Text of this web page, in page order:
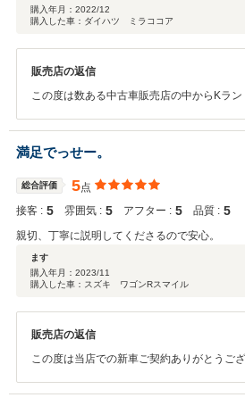
購入年月： 2022/12
購入した車：ダイハツ ミラココア
販売店の返信
この度は数ある中古車販売店の中からKラ
かったです(*^^*)これからもメンテナンスや
ざいましたら、お気軽にご来店くださいませ
満足でっせー。
総合評価 5点
接客 : 5 雰囲気 : 5 アフター : 5 品質 : 5
親切、丁寧に説明してくださるので安心。
ます
購入年月： 2023/11
購入した車：スズキ ワゴンRスマイル
販売店の返信
この度は当店での新車ご契約ありがとうご
軽にご来店くださいませ！